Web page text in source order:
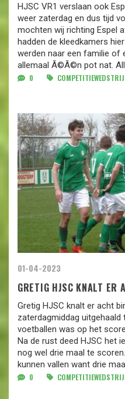
HJSC VR1 verslaan ook
weer zaterdag en dus tijd
mochten wij richting Espel
hadden de kleedkamers
werden naar een familie of
allemaal Ã©Ã©n pot nat.
0
01-04-2023
GRETIG HJSC KNALT ER
Gretig HJSC knalt er acht
zaterdagmiddag uitgehaald
voetballen was op het
Na de rust deed HJSC het
nog wel drie maal te
kunnen vallen want drie
0